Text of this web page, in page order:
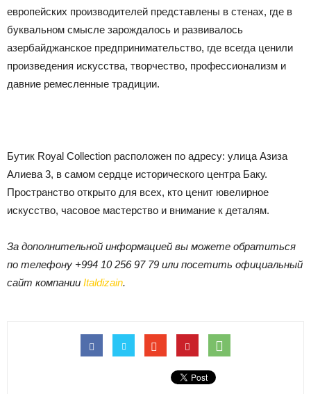
европейских производителей представлены в стенах, где в
буквальном смысле зарождалось и развивалось
азербайджанское предпринимательство, где всегда ценили
произведения искусства, творчество, профессионализм и
давние ремесленные традиции.
Бутик Royal Collection расположен по адресу: улица Азиза
Алиева 3, в самом сердце исторического центра Баку.
Пространство открыто для всех, кто ценит ювелирное
искусство, часовое мастерство и внимание к деталям.
За дополнительной информацией вы можете обратиться
по телефону +994 10 256 97 79 или посетить официальный
сайт компании Italdizain.